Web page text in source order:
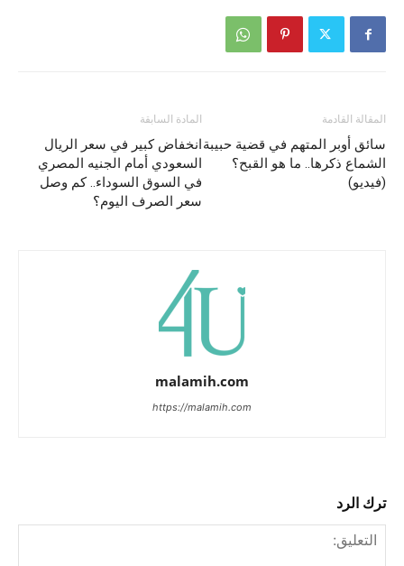
المادة السابقة
انخفاض كبير في سعر الريال
السعودي أمام الجنيه المصري
في السوق السوداء.. كم وصل
سعر الصرف اليوم؟
المقالة القادمة
سائق أوبر المتهم في قضية حبيبة
الشماع ذكرها.. ما هو القبح؟
(فيديو)
malamih.com
https://malamih.com
ترك الرد